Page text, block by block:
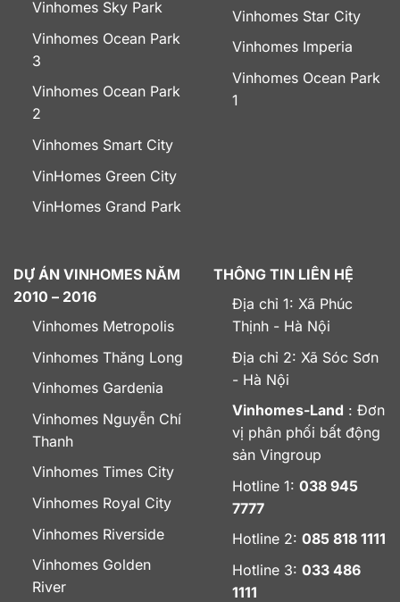
Vinhomes Sky Park
Vinhomes Ocean Park
3
Vinhomes Ocean Park
2
Vinhomes Smart City
VinHomes Green City
VinHomes Grand Park
Vinhomes Star City
Vinhomes Imperia
Vinhomes Ocean Park
1
DỰ ÁN VINHOMES NĂM
2010 – 2016
Vinhomes Metropolis
Vinhomes Thăng Long
Vinhomes Gardenia
Vinhomes Nguyễn Chí
Thanh
Vinhomes Times City
Vinhomes Royal City
Vinhomes Riverside
Vinhomes Golden
River
THÔNG TIN LIÊN HỆ
Địa chỉ 1: Xã Phúc
Thịnh - Hà Nội
Địa chỉ 2: Xã Sóc Sơn
- Hà Nội
Vinhomes-Land : Đơn
vị phân phối bất động
sản Vingroup
Hotline 1: 038 945
7777
Hotline 2: 085 818 1111
Hotline 3: 033 486
1111